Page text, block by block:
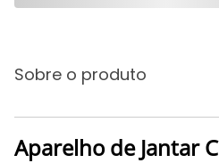
Sobre o produto
Aparelho de Jantar